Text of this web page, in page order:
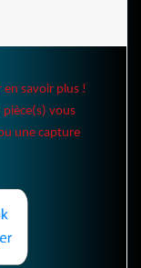
savoir plus !
pièce(s) vous
une capture